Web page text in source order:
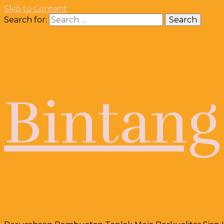
Skip to Content
Search for:
Bintang